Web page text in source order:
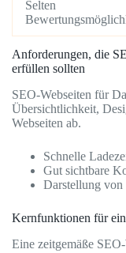
Selten
Anforderungen, die
erfüllen sollten
SEO-Webseiten für
Übersichtlichkeit,
Webseiten ab.
Schnelle
Gut sichtbare
Darstellung von
Kernfunktionen für
Eine zeitgemäße